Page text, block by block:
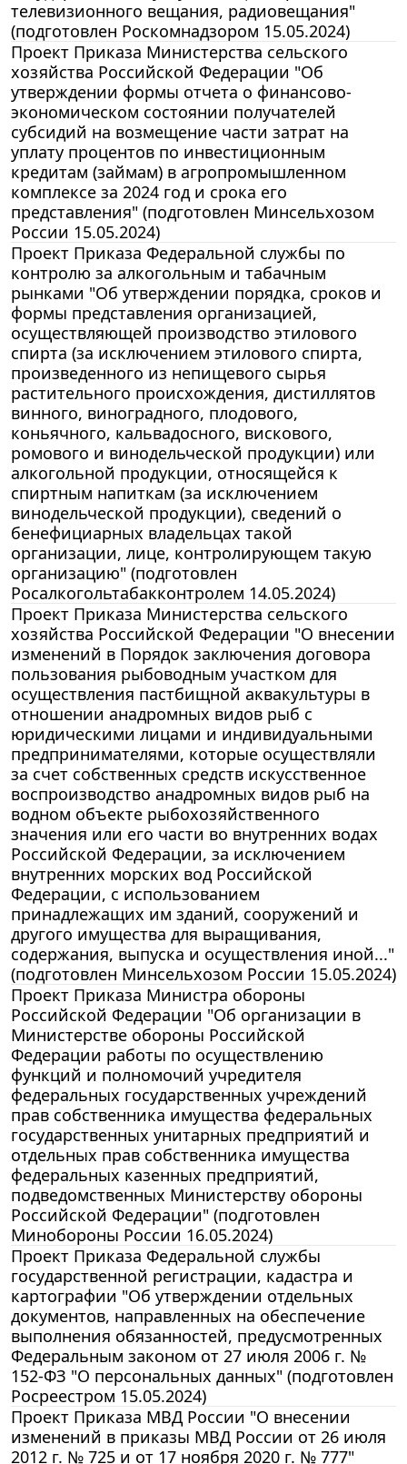
телевизионного вещания, радиовещания"
(подготовлен Роскомнадзором 15.05.2024)
Проект Приказа Министерства сельского
хозяйства Российской Федерации "Об
утверждении формы отчета о финансово-
экономическом состоянии получателей
субсидий на возмещение части затрат на
уплату процентов по инвестиционным
кредитам (займам) в агропромышленном
комплексе за 2024 год и срока его
представления" (подготовлен Минсельхозом
России 15.05.2024)
Проект Приказа Федеральной службы по
контролю за алкогольным и табачным
рынками "Об утверждении порядка, сроков и
формы представления организацией,
осуществляющей производство этилового
спирта (за исключением этилового спирта,
произведенного из непищевого сырья
растительного происхождения, дистиллятов
винного, виноградного, плодового,
коньячного, кальвадосного, вискового,
ромового и винодельческой продукции) или
алкогольной продукции, относящейся к
спиртным напиткам (за исключением
винодельческой продукции), сведений о
бенефициарных владельцах такой
организации, лице, контролирующем такую
организацию" (подготовлен
Росалкогольтабакконтролем 14.05.2024)
Проект Приказа Министерства сельского
хозяйства Российской Федерации "О внесении
изменений в Порядок заключения договора
пользования рыбоводным участком для
осуществления пастбищной аквакультуры в
отношении анадромных видов рыб с
юридическими лицами и индивидуальными
предпринимателями, которые осуществляли
за счет собственных средств искусственное
воспроизводство анадромных видов рыб на
водном объекте рыбохозяйственного
значения или его части во внутренних водах
Российской Федерации, за исключением
внутренних морских вод Российской
Федерации, с использованием
принадлежащих им зданий, сооружений и
другого имущества для выращивания,
содержания, выпуска и осуществления иной..."
(подготовлен Минсельхозом России 15.05.2024)
Проект Приказа Министра обороны
Российской Федерации "Об организации в
Министерстве обороны Российской
Федерации работы по осуществлению
функций и полномочий учредителя
федеральных государственных учреждений
прав собственника имущества федеральных
государственных унитарных предприятий и
отдельных прав собственника имущества
федеральных казенных предприятий,
подведомственных Министерству обороны
Российской Федерации" (подготовлен
Минобороны России 16.05.2024)
Проект Приказа Федеральной службы
государственной регистрации, кадастра и
картографии "Об утверждении отдельных
документов, направленных на обеспечение
выполнения обязанностей, предусмотренных
Федеральным законом от 27 июля 2006 г. №
152-ФЗ "О персональных данных" (подготовлен
Росреестром 15.05.2024)
Проект Приказа МВД России "О внесении
изменений в приказы МВД России от 26 июля
2012 г. № 725 и от 17 ноября 2020 г. № 777"